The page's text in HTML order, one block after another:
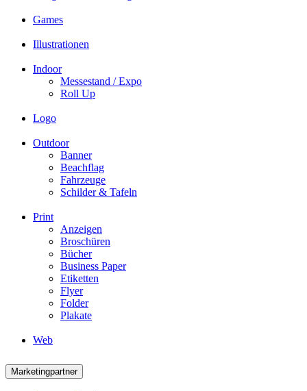
Games
Illustrationen
Indoor
Messestand / Expo
Roll Up
Logo
Outdoor
Banner
Beachflag
Fahrzeuge
Schilder & Tafeln
Print
Anzeigen
Broschüren
Bücher
Business Paper
Etiketten
Flyer
Folder
Plakate
Web
Marketingpartner